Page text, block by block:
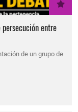
entre
de un grupo de